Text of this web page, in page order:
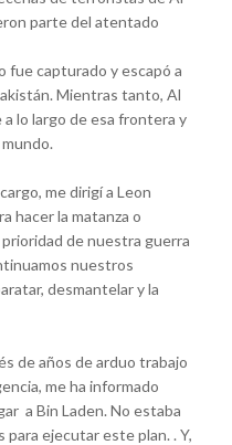
parte del atentado
fue capturado y escapó a
Mientras tanto, Al
lo largo de esa frontera y
me dirigí a Leon
hacer la matanza o
de nuestra guerra
nuestros
desmantelar y la
de años de arduo trabajo
me ha informado
a Bin Laden. No estaba
para ejecutar este plan. . Y,